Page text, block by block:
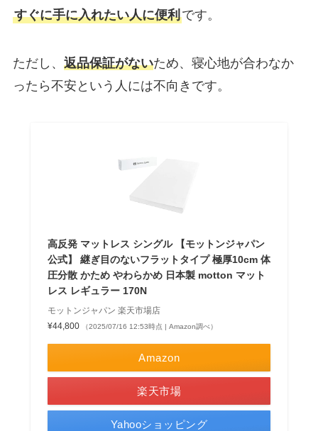
すぐに手に入れたい人に便利です。
ただし、 返品保証がないため、寝心地が合わなか
ったら不安という人には不向きです。
高反発 マットレス シングル 【モットンジャパン
公式】 継ぎ目のないフラットタイプ 極厚10cm 体
圧分散 かため やわらかめ 日本製 motton マット
レス レギュラー 170N
モットンジャパン 楽天市場店
¥44,800
（2025/07/16 12:53時点 | Amazon調べ）
Amazon
楽天市場
Yahooショッピング